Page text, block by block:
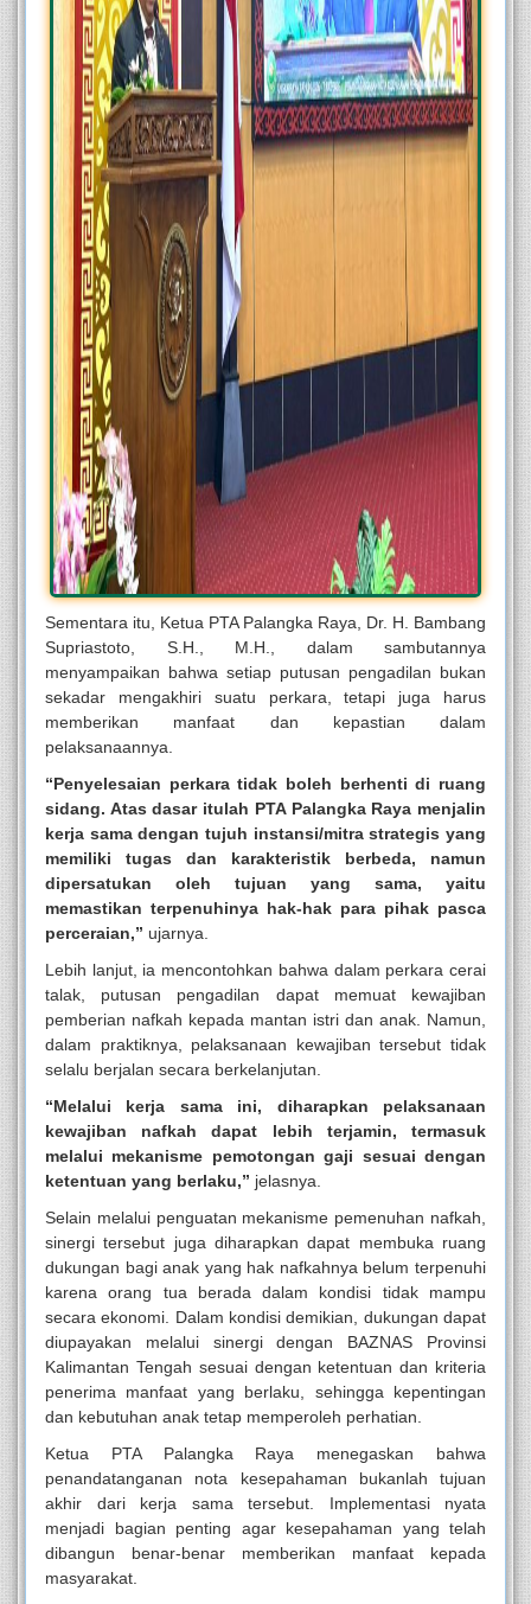
Sementara itu, Ketua PTA Palangka Raya, Dr. H. Bambang
Supriastoto, S.H., M.H., dalam sambutannya
menyampaikan bahwa setiap putusan pengadilan bukan
sekadar mengakhiri suatu perkara, tetapi juga harus
memberikan manfaat dan kepastian dalam
pelaksanaannya.
“Penyelesaian perkara tidak boleh berhenti di ruang
sidang. Atas dasar itulah PTA Palangka Raya menjalin
kerja sama dengan tujuh instansi/mitra strategis yang
memiliki tugas dan karakteristik berbeda, namun
dipersatukan oleh tujuan yang sama, yaitu
memastikan terpenuhinya hak-hak para pihak pasca
perceraian,” ujarnya.
Lebih lanjut, ia mencontohkan bahwa dalam perkara cerai
talak, putusan pengadilan dapat memuat kewajiban
pemberian nafkah kepada mantan istri dan anak. Namun,
dalam praktiknya, pelaksanaan kewajiban tersebut tidak
selalu berjalan secara berkelanjutan.
“Melalui kerja sama ini, diharapkan pelaksanaan
kewajiban nafkah dapat lebih terjamin, termasuk
melalui mekanisme pemotongan gaji sesuai dengan
ketentuan yang berlaku,” jelasnya.
Selain melalui penguatan mekanisme pemenuhan nafkah,
sinergi tersebut juga diharapkan dapat membuka ruang
dukungan bagi anak yang hak nafkahnya belum terpenuhi
karena orang tua berada dalam kondisi tidak mampu
secara ekonomi. Dalam kondisi demikian, dukungan dapat
diupayakan melalui sinergi dengan BAZNAS Provinsi
Kalimantan Tengah sesuai dengan ketentuan dan kriteria
penerima manfaat yang berlaku, sehingga kepentingan
dan kebutuhan anak tetap memperoleh perhatian.
Ketua PTA Palangka Raya menegaskan bahwa
penandatanganan nota kesepahaman bukanlah tujuan
akhir dari kerja sama tersebut. Implementasi nyata
menjadi bagian penting agar kesepahaman yang telah
dibangun benar-benar memberikan manfaat kepada
masyarakat.